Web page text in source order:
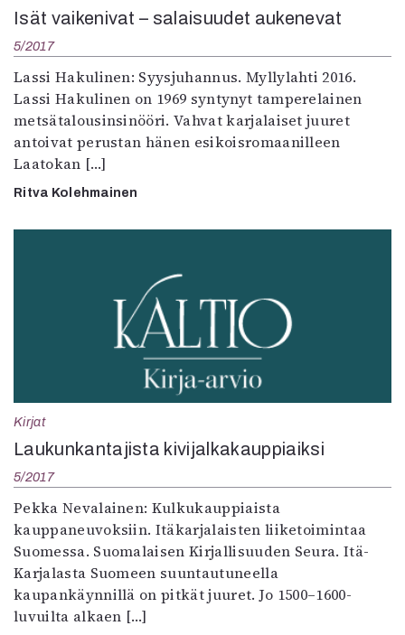
Isät vaikenivat – salaisuudet aukenevat
5/2017
Lassi Hakulinen: Syysjuhannus. Myllylahti 2016.
Lassi Hakulinen on 1969 syntynyt tamperelainen
metsätalousinsinööri. Vahvat karjalaiset juuret
antoivat perustan hänen esikoisromaanilleen
Laatokan […]
Ritva Kolehmainen
Kirjat
Laukunkantajista kivijalkakauppiaiksi
5/2017
Pekka Nevalainen: Kulkukauppiaista
kauppaneuvoksiin. Itäkarjalaisten liiketoimintaa
Suomessa. Suomalaisen Kirjallisuuden Seura. Itä-
Karjalasta Suomeen suuntautuneella
kaupankäynnillä on pitkät juuret. Jo 1500–1600-
luvuilta alkaen […]